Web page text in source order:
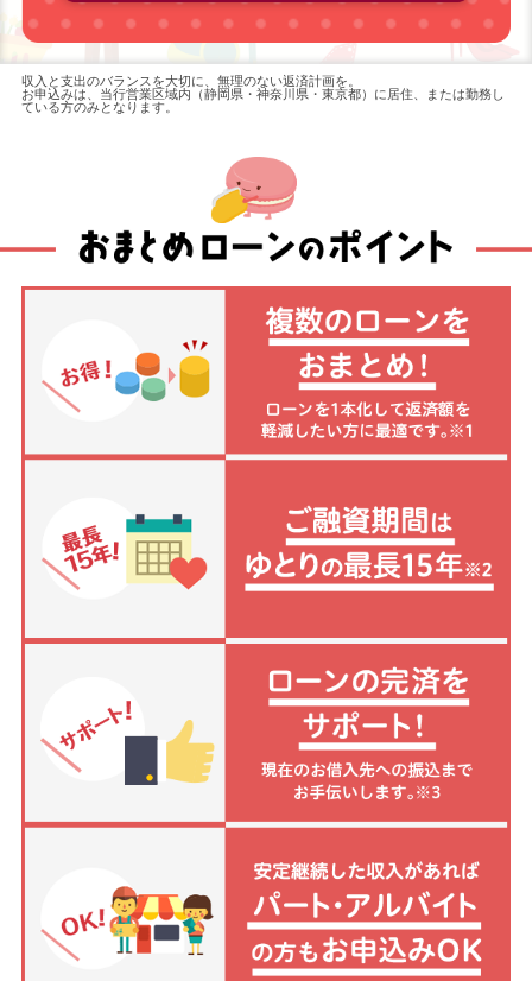
収入と支出のバランスを大切に、無理のない返済計画を。
お申込みは、当行営業区域内（静岡県・神奈川県・東京都）に居住、または勤務し
ている方のみとなります。